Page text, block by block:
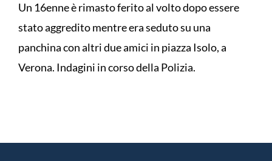
Un 16enne è rimasto ferito al volto dopo essere
stato aggredito mentre era seduto su una
panchina con altri due amici in piazza Isolo, a
Verona. Indagini in corso della Polizia.